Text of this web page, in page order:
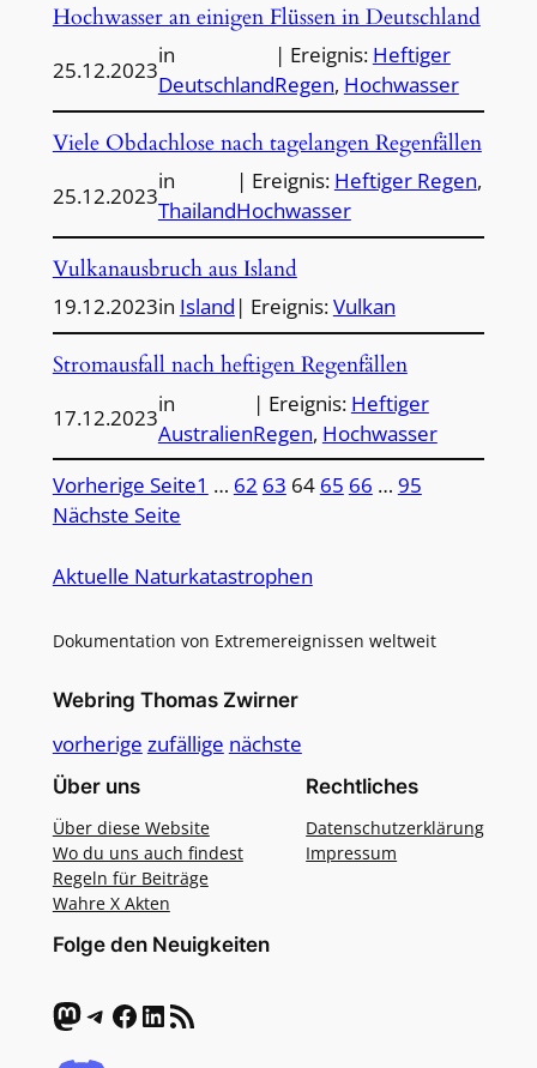
Hochwasser an einigen Flüssen in Deutschland
25.12.2023
in
Deutschland
| Ereignis: Heftiger
Regen, Hochwasser
Viele Obdachlose nach tagelangen Regenfällen
25.12.2023
in
Thailand
| Ereignis: Heftiger Regen
Hochwasser
Vulkanausbruch aus Island
19.12.2023in Island | Ereignis:Vulkan
Stromausfall nach heftigen Regenfällen
17.12.2023
in
Australien
| Ereignis: Heftiger
Regen, Hochwasser
Vorherige Seite1 … 62 63 64 65 66 … 95
Nächste Seite
Aktuelle Naturkatastrophen
Dokumentation von Extremereignissen weltweit
Webring Thomas Zwirner
vorherige zufällige nächste
Über uns
Über diese Website
Wo du uns auch findest
Regeln für Beiträge
Wahre X Akten
Rechtliches
Datenschutzerklärung
Impressum
Folge den Neuigkeiten
Mastodon Telegram Facebook LinkedIn RSS-Feed